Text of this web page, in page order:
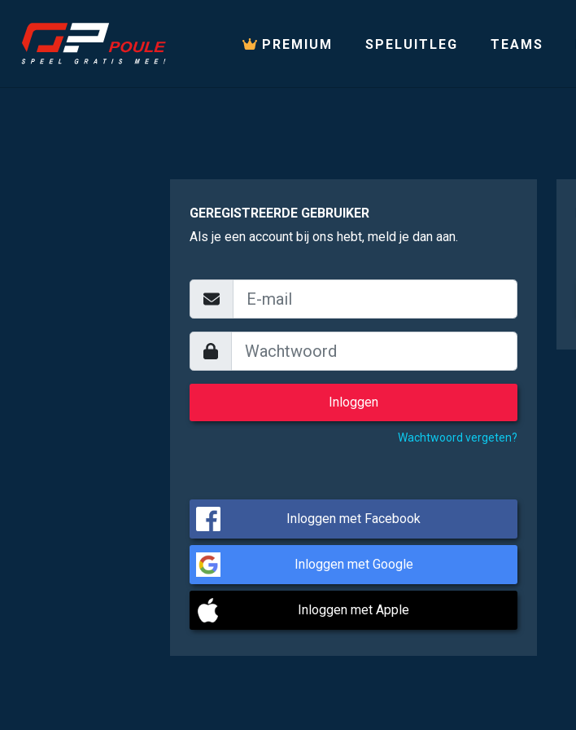
PREMIUM SPELUITLEG TEAMS
GEREGISTREERDE GEBRUIKER
Als je een account bij ons hebt, meld je dan aan.
Wachtwoord vergeten?
Inloggen met Facebook
Inloggen met Google
Inloggen met Apple